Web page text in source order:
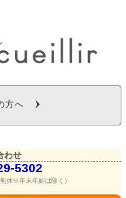
方へ
わせ
5302
休※年末年始は除く）